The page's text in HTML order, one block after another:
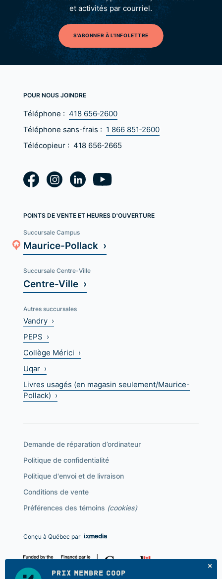
PRIX MEMBRE COOP
et activités par courriel.
S'ABONNER À L'INFOLETTRE
POUR NOUS JOINDRE
Téléphone : 418 656‑2600
Téléphone sans-frais : 1 866 851‑2600
Télécopieur : 418 656‑2665
POINTS DE VENTE ET HEURES D'OUVERTURE
Succursale Campus
Maurice-Pollack ›
Succursale Centre-Ville
Centre-Ville ›
Autres succursales
Vandry ›
PEPS ›
Collège Mérici ›
Uqar ›
Livres usagés (en magasin seulement/Maurice-
Pollack) ›
Demande de réparation d’ordinateur
Politique de confidentialité
Politique d'envoi et de livraison
Conditions de vente
Préférences des témoins (cookies)
Conçu à Québec par